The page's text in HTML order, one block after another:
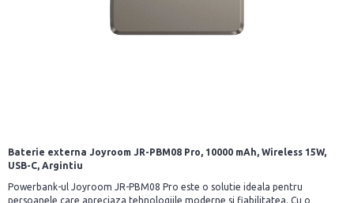
Baterie externa Joyroom JR-PBM08 Pro, 10000 mAh, Wireless 15W,
USB-C, Argintiu
Powerbank-ul Joyroom JR-PBM08 Pro este o solutie ideala pentru
persoanele care apreciaza tehnologiile moderne si fiabilitatea. Cu o